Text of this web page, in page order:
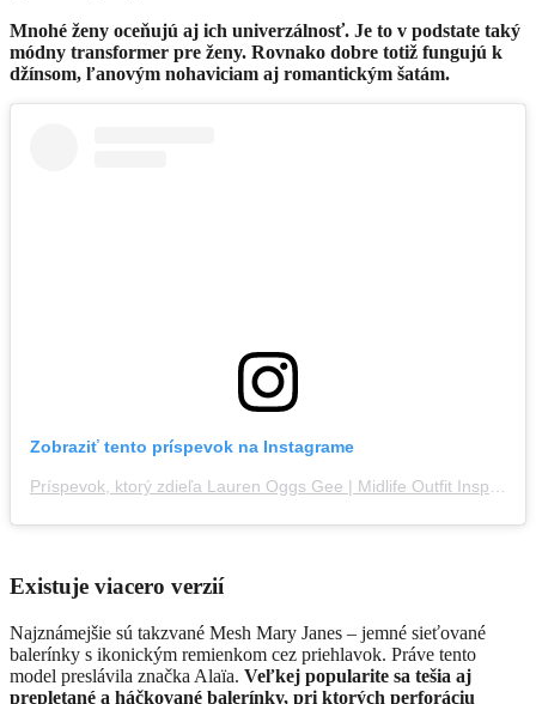
Mnohé ženy oceňujú aj ich univerzálnosť. Je to v podstate taký
módny transformer pre ženy. Rovnako dobre totiž fungujú k
džínsom, ľanovým nohaviciam aj romantickým šatám.
Zobraziť tento príspevok na Instagrame
Príspevok, ktorý zdieľa Lauren Oggs Gee | Midlife Outfit Inspo (@laurenoggsgee)
Existuje viacero verzií
Najznámejšie sú takzvané Mesh Mary Janes – jemné sieťované
balerínky s ikonickým remienkom cez priehlavok. Práve tento
model preslávila značka Alaïa. Veľkej popularite sa tešia aj
prepletané a háčkované balerínky, pri ktorých perforáciu